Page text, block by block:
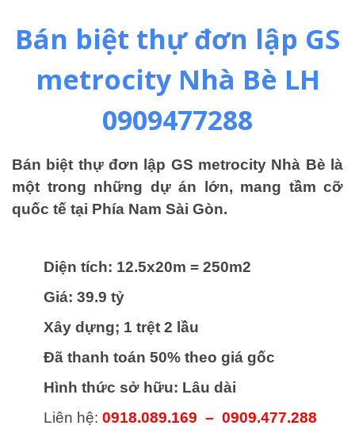
Bán biệt thự đơn lập GS
metrocity Nhà Bè LH
0909477288
Bán biệt thự đơn lập GS metrocity Nhà Bè là
một trong những dự án lớn, mang tầm cỡ
quốc tế tại Phía Nam Sài Gòn.
Diện tích: 12.5x20m = 250m2
Giá: 39.9 tỷ
Xây dựng; 1 trệt 2 lầu
Đã thanh toán 50% theo giá gốc
Hình thức sở hữu: Lâu dài
Liên hệ: 0918.089.169 – 0909.477.288